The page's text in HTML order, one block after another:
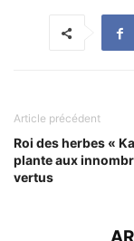
Article précédent
Roi des herbes «
plante aux
vertus